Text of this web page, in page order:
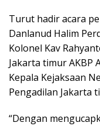
Turut hadir acara
Danlanud Halim
Kolonel Kav
Jakarta timur AKBP
Kepala Kejaksaan
Pengadilan Jakarta
“Dengan